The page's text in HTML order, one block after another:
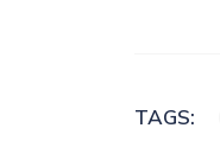
TAGS: